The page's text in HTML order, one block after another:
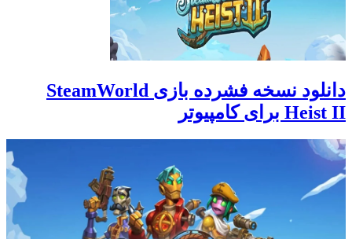
دانلود نسخه فشرده بازی SteamWorld
Heist II برای کامپیوتر